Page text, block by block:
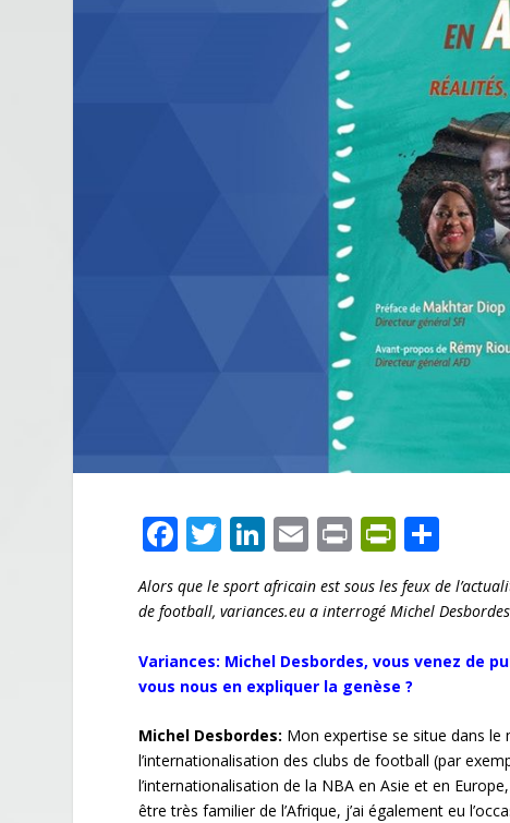
F
ac
e
o
o
k
T
itt
Li
n
k
dI
n
E
m
ai
Pr
in
t
Pr
in
tF
e
n
dl
y
ar
ta
er
Alors que le sport africain est sous les feux de
de football, variances.eu a interrogé Michel
Variances: Michel Desbordes, vous venez de
vous nous en expliquer la genèse ?
Michel Desbordes: Mon expertise se situe dans le
l’internationalisation des clubs de football (par
l’internationalisation de la NBA en Asie et en
être très familier de l’Afrique, j’ai également eu